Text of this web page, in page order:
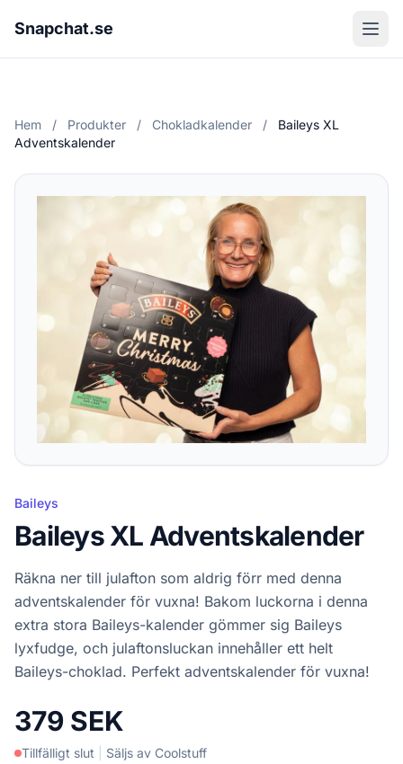
Snapchat.se
Hem / Produkter / Chokladkalender /
Baileys XL
Adventskalender
Baileys
Baileys XL Adventskalender
Räkna ner till julafton som aldrig förr med denna
adventskalender för vuxna! Bakom luckorna i denna
extra stora Baileys-kalender gömmer sig Baileys
lyxfudge, och julaftonsluckan innehåller ett helt
Baileys-choklad. Perfekt adventskalender för vuxna!
379 SEK
Tillfälligt slut Säljs av Coolstuff